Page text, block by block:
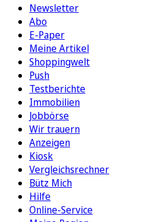
Newsletter
Abo
E-Paper
Meine Artikel
Shoppingwelt
Push
Testberichte
Immobilien
Jobbörse
Wir trauern
Anzeigen
Kiosk
Vergleichsrechner
Bütz Mich
Hilfe
Online-Service